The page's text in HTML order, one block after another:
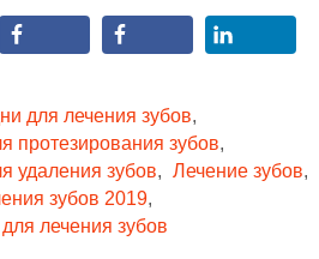
для лечения зубов,
протезирования зубов,
удаления зубов, Лечение зубов,
зубов 2019,
лечения зубов